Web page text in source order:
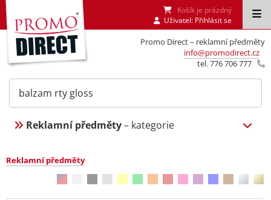
Promo Direct – reklamní předměty
info@promodirect.cz
tel. 776 706 777
Košík je prázdný
Uživatel: Přihlásit se
Reklamní předměty– kategorie
Reklamní předměty